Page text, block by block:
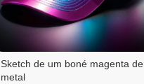
Sketch de um boné magenta de
metal